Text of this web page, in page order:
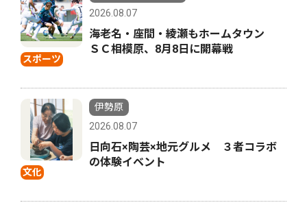
スポーツ
2026.08.07
海老名・座間・綾瀬もホームタウン
ＳＣ相模原、8月8日に開幕戦
文化
伊勢原
2026.08.07
日向石×陶芸×地元グルメ ３者コラボ
の体験イベント